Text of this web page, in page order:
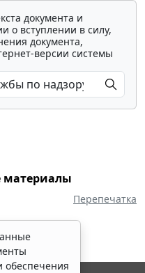
документа и
о вступлении в силу,
документа,
версии системы
материалы
Перепечатка
обеспечения